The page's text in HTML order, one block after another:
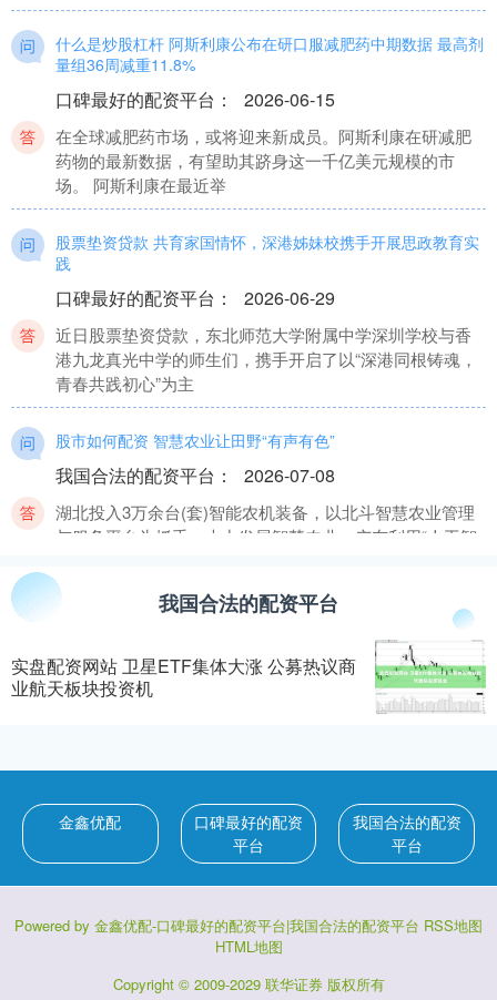
什么是炒股杠杆 阿斯利康公布在研口服减肥药中期数据 最高剂
量组36周减重11.8%
口碑最好的配资平台 ： 2026-06-15
在全球减肥药市场，或将迎来新成员。阿斯利康在研减肥
药物的最新数据，有望助其跻身这一千亿美元规模的市
场。 阿斯利康在最近举
股票垫资贷款 共育家国情怀，深港姊妹校携手开展思政教育实
践
口碑最好的配资平台 ： 2026-06-29
近日股票垫资贷款，东北师范大学附属中学深圳学校与香
港九龙真光中学的师生们，携手开启了以“深港同根铸魂，
青春共践初心”为主
股市如何配资 智慧农业让田野“有声有色”
我国合法的配资平台 ： 2026-07-08
湖北投入3万余台(套)智能农机装备，以北斗智慧农业管理
与服务平台为抓手，大力发展智慧农业；广东利用“人工智
买股票里面加杠杆 中国太保寿险驻村干部筑牢乡村防汛安全屏
口碑最好的配资平台： 2026-07-15
面对台风巴威带来的狂风暴雨、地质滑坡多重风险买股票
股票融资业务 储能需求爆发推动行业“量价齐升” 宁德时代H股
创历史新高
口碑最好的配资平台： 2026-05-24
小幅走强。截至发稿，彩客新能源(01986.HK)涨3.71%，天
我国合法的配资平台
实盘配资网站 卫星ETF集体大涨 公募热议商
业航天板块投资机
金鑫优配
口碑最好的配资
平台
我国合法的配资
平台
Powered by 金鑫优配-口碑最好的配资平台|我国合法的配资平台 RSS地图
HTML地图
Copyright © 2009-2029 联华证券版权所有